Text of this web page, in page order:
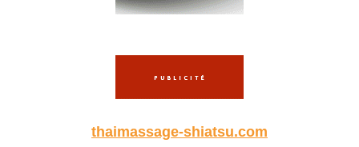
thaimassage-shiatsu.com